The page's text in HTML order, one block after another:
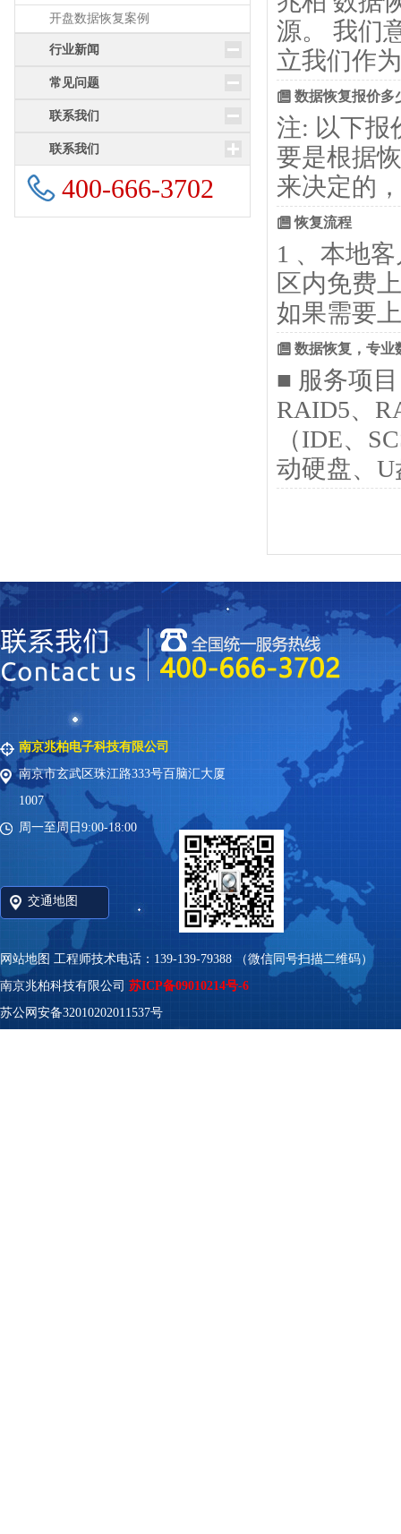
开盘数据恢复案例
行业新闻
常见问题
联系我们
联系我们
400-666-3702
源。 我们
立我们作
数据恢复报价多
注: 以下报
要是根据
来决定的
恢复流程
1 、本地
区内免费
如果需要
数据恢复，专业
■ 服务项
RAID5、
（IDE、
动硬盘、
南京兆柏电子科技有限公司
南京市玄武区珠江路333号百脑汇大厦
1007
周一至周日9:00-18:00
交通地图
网站地图 工程师技术电话：139-139-79388 （微信同号扫描二维码）
南京兆柏科技有限公司 苏ICP备09010214号-6
苏公网安备32010202011537号